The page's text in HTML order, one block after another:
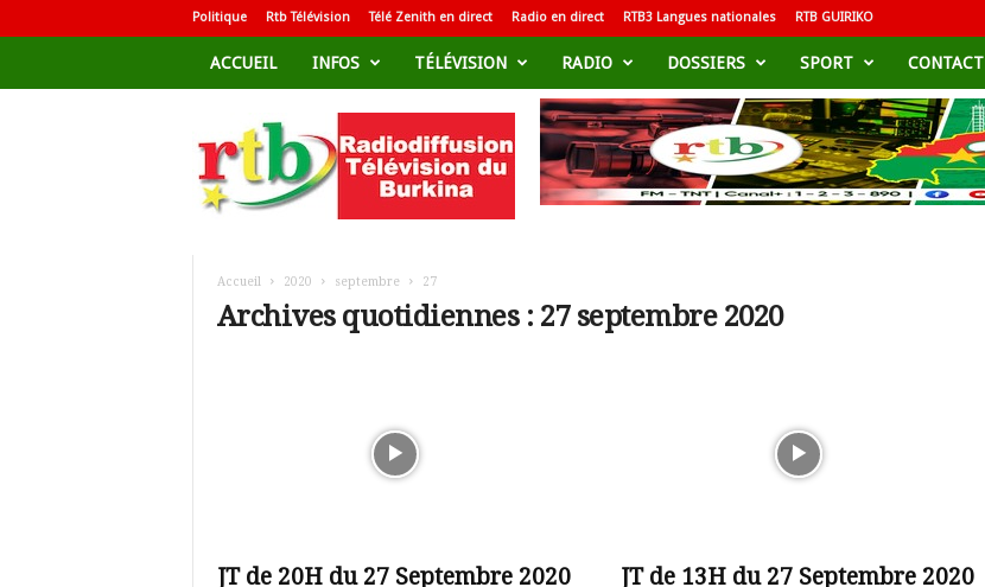
Politique Rtb Télévision Télé Zenith en direct Radio en direct RTB3 Langues nationales RTB GUIRIKO
ACCUEIL INFOS TÉLÉVISION RADIO DOSSIERS SPORT CONTACT
d
i
Accueil 2020 septembre 27
Archives quotidiennes : 27 septembre 2020
JT de 20H du 27 Septembre 2020 JT de 13H du 27 Septembre 2020